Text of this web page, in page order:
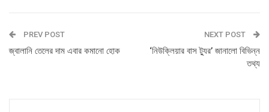
PREV POST
জ্বালানি তেলের দাম এবার কমানো হোক
NEXT POST
‘নিউক্লিয়ার বাস ট্যুর’ জানালো বিভিন্ন
তথ্য